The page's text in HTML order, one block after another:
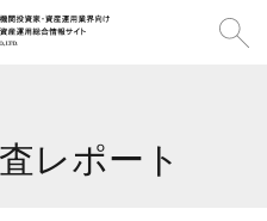
レポート